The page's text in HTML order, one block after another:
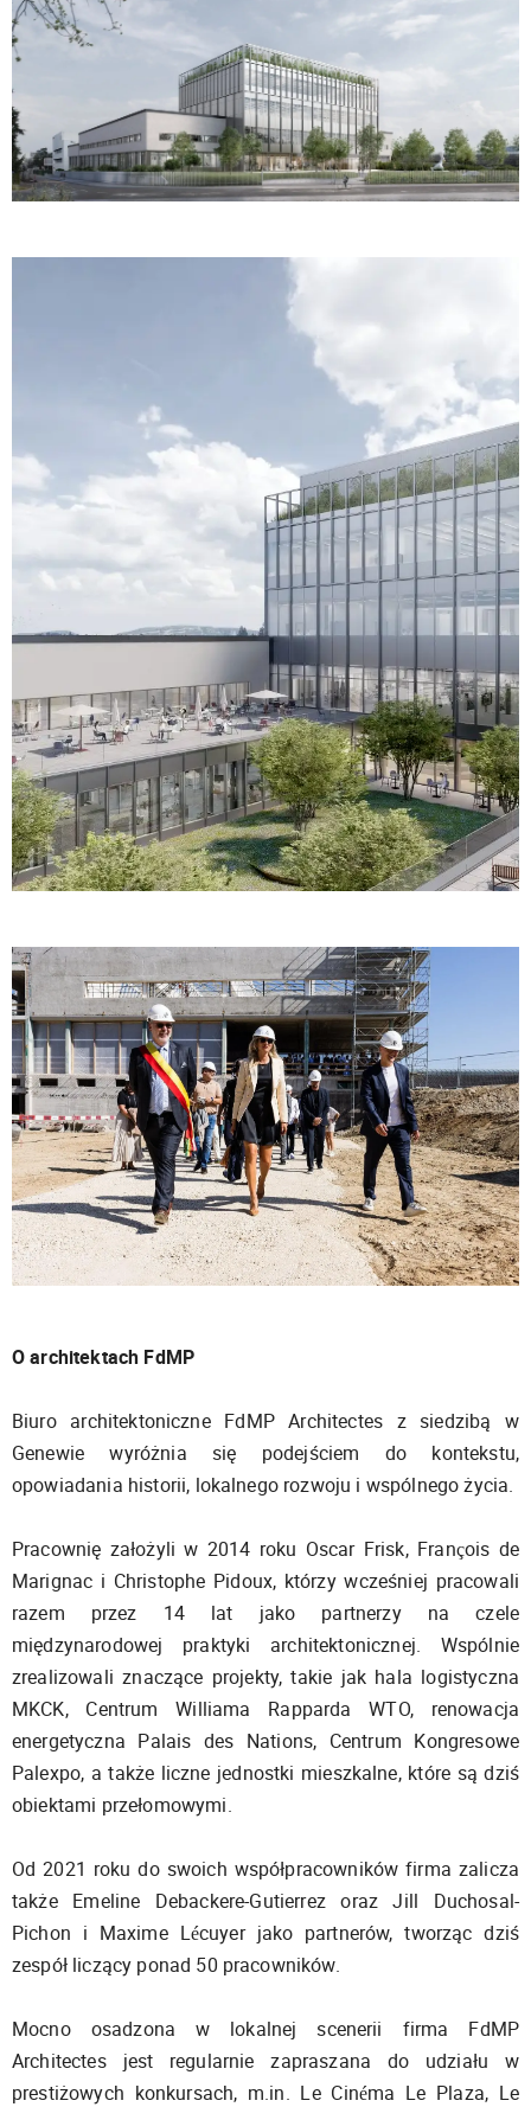
O architektach FdMP
Biuro architektoniczne FdMP Architectes z siedzibą w
Genewie wyróżnia się podejściem do kontekstu,
opowiadania historii, lokalnego rozwoju i wspólnego życia.
Pracownię założyli w 2014 roku Oscar Frisk, François de
Marignac i Christophe Pidoux, którzy wcześniej pracowali
razem przez 14 lat jako partnerzy na czele
międzynarodowej praktyki architektonicznej. Wspólnie
zrealizowali znaczące projekty, takie jak hala logistyczna
MKCK, Centrum Williama Rapparda WTO, renowacja
energetyczna Palais des Nations, Centrum Kongresowe
Palexpo, a także liczne jednostki mieszkalne, które są dziś
obiektami przełomowymi.
Od 2021 roku do swoich współpracowników firma zalicza
także Emeline Debackere-Gutierrez oraz Jill Duchosal-
Pichon i Maxime Lécuyer jako partnerów, tworząc dziś
zespół liczący ponad 50 pracowników.
Mocno osadzona w lokalnej scenerii firma FdMP
Architectes jest regularnie zapraszana do udziału w
prestiżowych konkursach, m.in. Le Cinéma Le Plaza, Le